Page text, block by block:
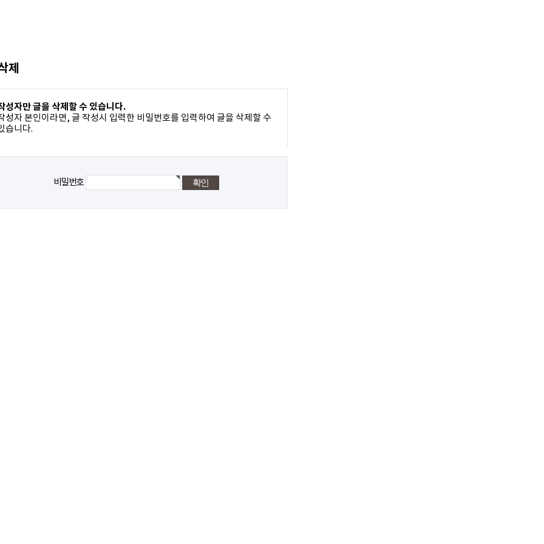
제
성자만 글을 삭제할 수 있습니다.
성자 본인이라면, 글 작성시 입력한 비밀번호를 입력하여 글을 삭제할 수
습니다.
비밀번호